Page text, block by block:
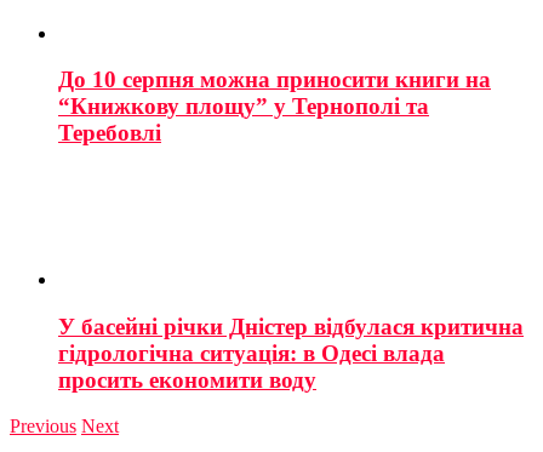
До 10 серпня можна приносити книги на
“Книжкову площу” у Тернополі та
Теребовлі
У басейні річки Дністер відбулася критична
гідрологічна ситуація: в Одесі влада
просить економити воду
Previous Next